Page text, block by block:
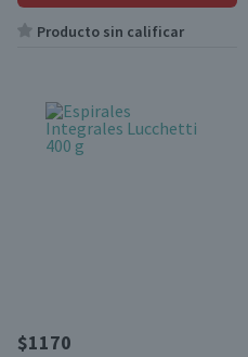
Producto sin calificar
$1170